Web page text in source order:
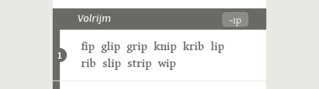
Volrijm -ɪp
1
fip glip grip knip krib lip
rib slip strip wip